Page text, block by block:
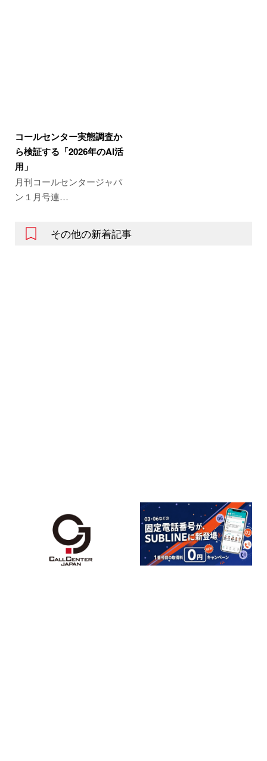
コールセンター実態調査か
ら検証する「2026年のAI活
用」
月刊コールセンタージャパ
ン１月号連…
その他の新着記事